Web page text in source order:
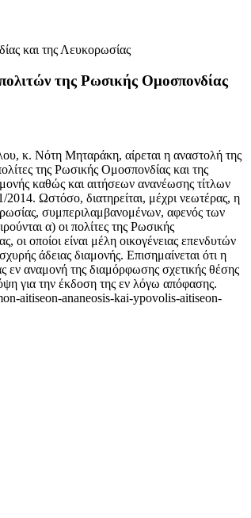
της Ρωσικής Ομοσπονδίας
κ. Νότη Μηταράκη, αίρεται η αναστολή της
της Ρωσικής Ομοσπονδίας και της
καθώς και αιτήσεων ανανέωσης τίτλων
Ωστόσο, διατηρείται, μέχρι νεωτέρας, η
συμπεριλαμβανομένων, αφενός των
α) οι πολίτες της Ρωσικής
οποίοι είναι μέλη οικογένειας επενδυτών
άδειας διαμονής. Επισημαίνεται ότι η
εν αναμονή της διαμόρφωσης σχετικής θέσης
για την έκδοση της εν λόγω απόφασης.
aitiseon-ananeosis-kai-ypovolis-aitiseon-